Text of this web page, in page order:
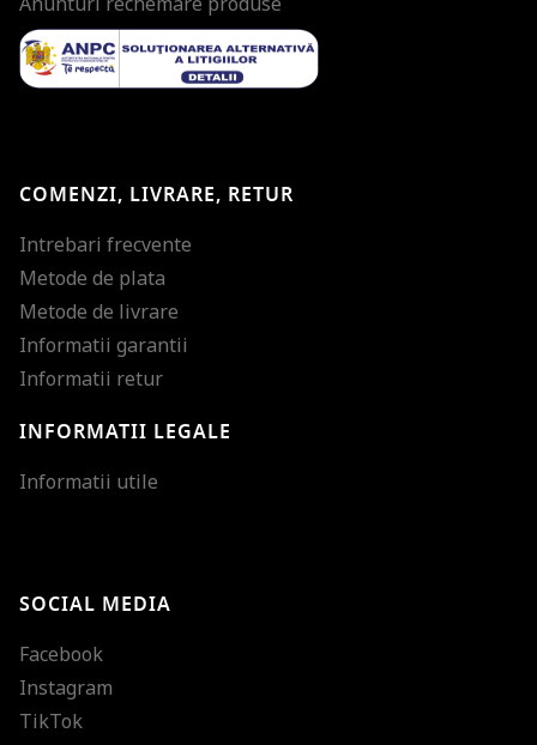
COMENZI, LIVRARE, RETUR
Intrebari frecvente
Metode de plata
Metode de livrare
Informatii garantii
Informatii retur
INFORMATII LEGALE
Informatii utile
SOCIAL MEDIA
Facebook
Instagram
TikTok